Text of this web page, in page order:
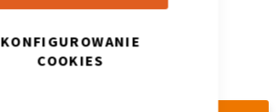
KONFIGUROWANIE
COOKIES